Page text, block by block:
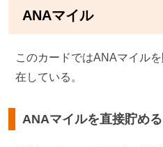
ANAマイル
このカードではANAマイル
在している。
ANAマイルを直接貯める